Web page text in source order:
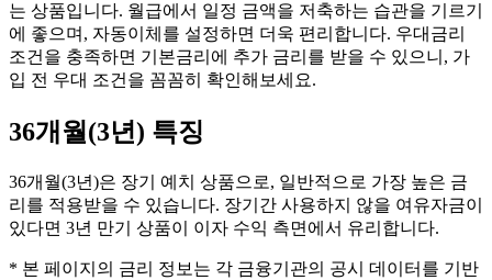
는 상품입니다. 월급에서 일정 금액을 저축하는 습관을 기르기
에 좋으며, 자동이체를 설정하면 더욱 편리합니다. 우대금리
조건을 충족하면 기본금리에 추가 금리를 받을 수 있으니, 가
입 전 우대 조건을 꼼꼼히 확인해보세요.
36개월(3년) 특징
36개월(3년)은 장기 예치 상품으로, 일반적으로 가장 높은 금
리를 적용받을 수 있습니다. 장기간 사용하지 않을 여유자금이
있다면 3년 만기 상품이 이자 수익 측면에서 유리합니다.
* 본 페이지의 금리 정보는 각 금융기관의 공시 데이터를 기반